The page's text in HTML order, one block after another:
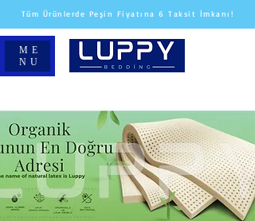
ME
NU
Tüm Ürünlerde Peşin Fiyatına 6 Taksit İmkanı!